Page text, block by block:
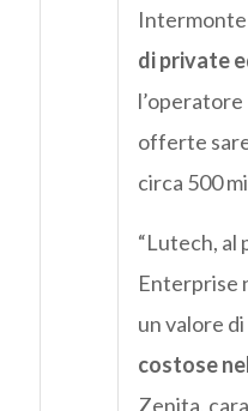
Intermonte
di private
offerte
circa 500
“Lutech, al
Enterprise
un valore
costose
Zenita,